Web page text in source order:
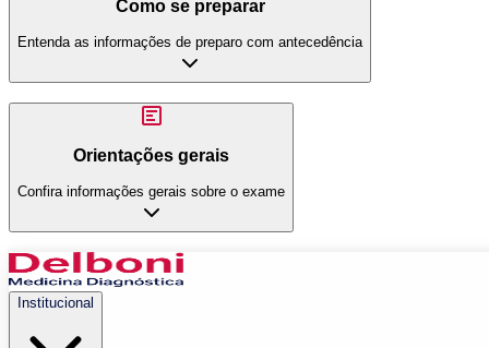
Como se preparar
Entenda as informações de preparo com antecedência
Orientações gerais
Confira informações gerais sobre o exame
Institucional